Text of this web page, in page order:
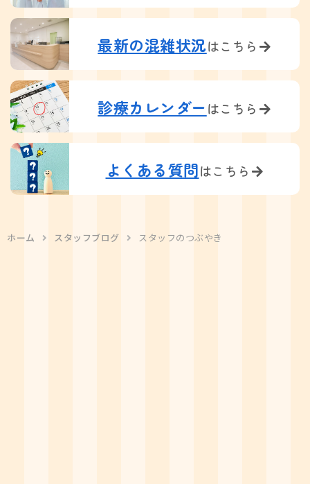
最新の混雑状況はこちら
診療カレンダーはこちら
よくある質問はこちら
ホーム スタッフブログ スタッフのつぶやき